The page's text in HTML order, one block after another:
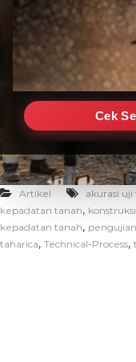
Cek
Artikel akurasi uji
kepadatan tanah, konstruksi
kepadatan tanah,
taharica, Technical-Process,